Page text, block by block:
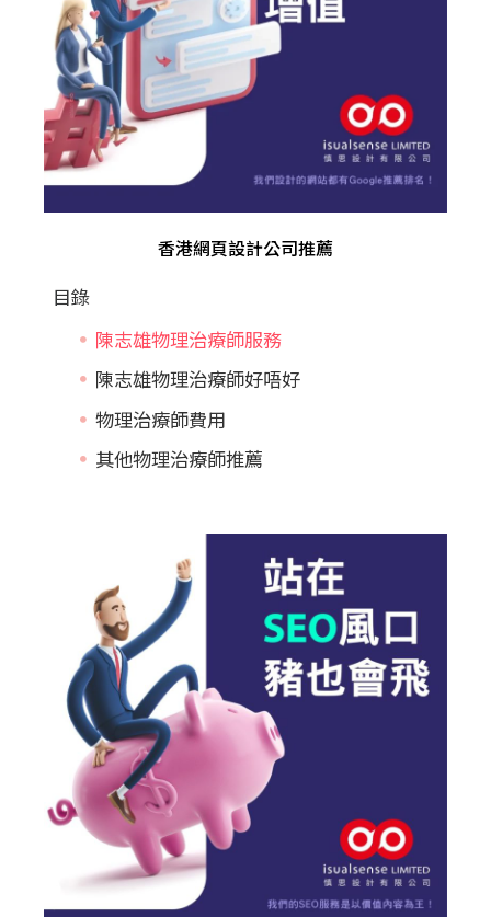
香港網頁設計公司推薦
目錄
陳志雄物理治療師服務
陳志雄物理治療師好唔好
物理治療師費用
其他物理治療師推薦